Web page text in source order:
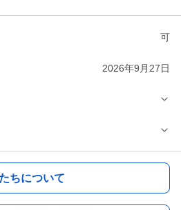
可
2026年9月27日
ちについて